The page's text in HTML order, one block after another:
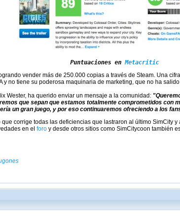
Puntuaciones en Metacritic
vender más de 250.000 copias a través de Steam. Una
y no tiene su poderosa maquinaria de marketing, que no ha
Wester, ha querido enviar un mensaje a la comunidad:
que sepan que estamos totalmente comprometidos con
un gran juego, y por eso continuaremos ofreciendo a los
corrige todas las deficiencias que lastraron al último SimCity
en elforo y desde otros sitios como SimCitycoon también